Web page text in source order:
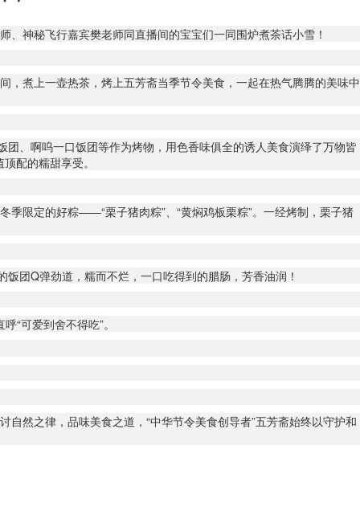
神秘飞行嘉宾樊老师同直播间的宝宝们一同围炉煮茶话小雪！
煮上一壶热茶，烤上五芳斋当季节令美食，一起在热气腾腾的美味中
、啊呜一口饭团等作为烤物，用色香味俱全的诱人美食演绎了万物皆
配的糯甜享受。
季限定的好粽——“栗子猪肉粽”、“黄焖鸡板栗粽”。一经烤制，栗子猪
团Q弹劲道，糯而不烂，一口吃得到的腊肠，芳香油润！
“可爱到舍不得吃”。
然之律，品味美食之道，“中华节令美食创导者”五芳斋始终以守护和